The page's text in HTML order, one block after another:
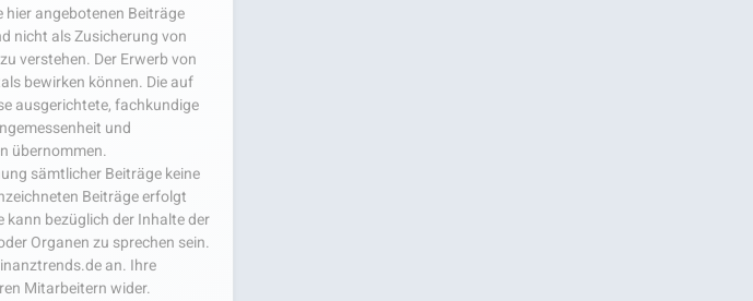
angebotenen Beiträge
nicht als Zusicherung von
verstehen. Der Erwerb von
bewirken können. Die auf
ausgerichtete, fachkundige
und
übernommen.
sämtlicher Beiträge keine
Beiträge erfolgt
bezüglich der Inhalte der
Organen zu sprechen sein.
an. Ihre
Mitarbeitern wider.